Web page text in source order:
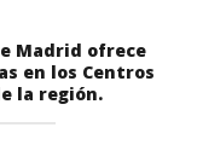
Madrid ofrece
en los Centros
la región.